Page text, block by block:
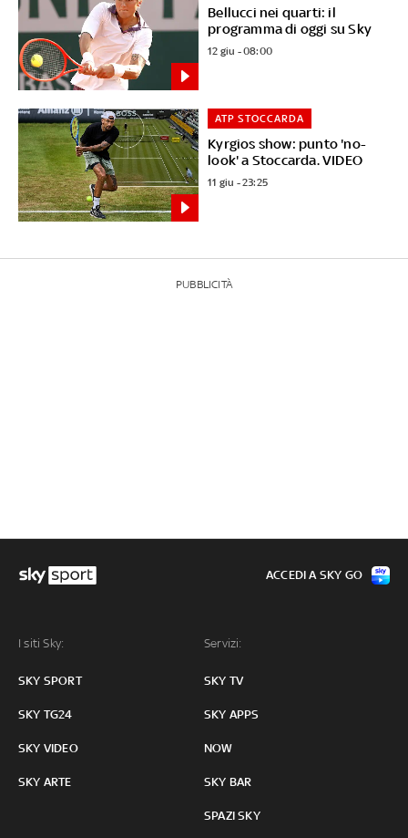
Bellucci nei quarti: il
programma di oggi su Sky
12 giu - 08:00
Kyrgios show: punto 'no-
look' a Stoccarda. VIDEO
ATP STOCCARDA
11 giu - 23:25
PUBBLICITÀ
I siti Sky:
SKY SPORT
SKY TG24
SKY VIDEO
SKY ARTE
Servizi:
SKY TV
SKY APPS
NOW
SKY BAR
SPAZI SKY
ACCEDI A SKY GO